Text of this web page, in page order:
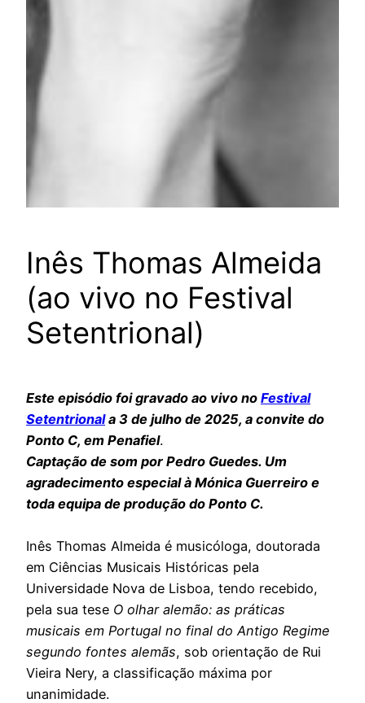
Inês Thomas Almeida
(ao vivo no Festival
Setentrional)
Este episódio foi gravado ao vivo no Festival
Setentrionala 3 de julho de 2025, a convite do
Ponto C, em Penafiel.
Captação de som por Pedro Guedes. Um
agradecimento especial à Mónica Guerreiro e
toda equipa de produção do Ponto C.
Inês Thomas Almeida é musicóloga, doutorada
em Ciências Musicais Históricas pela
Universidade Nova de Lisboa, tendo recebido,
pela sua tese O olhar alemão: as práticas
musicais em Portugal no final do Antigo Regime
segundo fontes alemãs, sob orientação de Rui
Vieira Nery, a classificação máxima por
unanimidade.